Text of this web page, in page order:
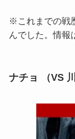
※これまでの戦
んでした。情報
ナチョ （VS